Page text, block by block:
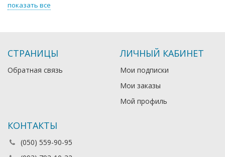
показать все
СТРАНИЦЫ
Обратная связь
ЛИЧНЫЙ КАБИНЕТ
Мои подписки
Мои заказы
Мой профиль
КОНТАКТЫ
(050) 559-90-95